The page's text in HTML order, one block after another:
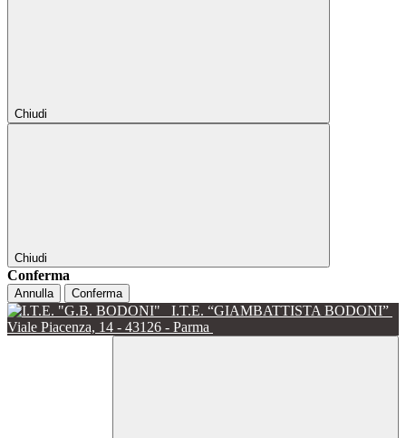
Chiudi
Chiudi
Conferma
Annulla Conferma
I.T.E. “GIAMBATTISTA BODONI”
Viale Piacenza, 14 - 43126 - Parma